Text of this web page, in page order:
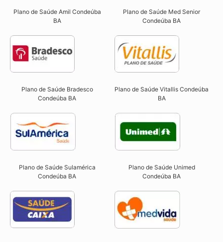
Plano de Saúde Amil Condeúba
BA
Plano de Saúde Med Senior
Condeúba BA
Plano de Saúde Bradesco
Condeúba BA
Plano de Saúde Vitallis Condeúba
BA
Plano de Saúde Sulamérica
Condeúba BA
Plano de Saúde Unimed
Condeúba BA